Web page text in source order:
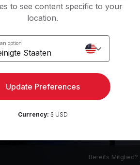
Bereits Mitglied?
to see content specific to your
location.
option
Staaten
Update Preferences
Currency: $ USD